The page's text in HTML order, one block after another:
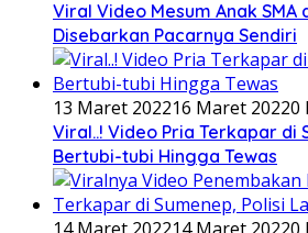
Viral Video Mesum Anak SMA
Disebarkan Pacarnya Sendiri
13 Maret 202216 Maret 20220
Viral..! Video Pria Terkapar di
Bertubi-tubi Hingga Tewas